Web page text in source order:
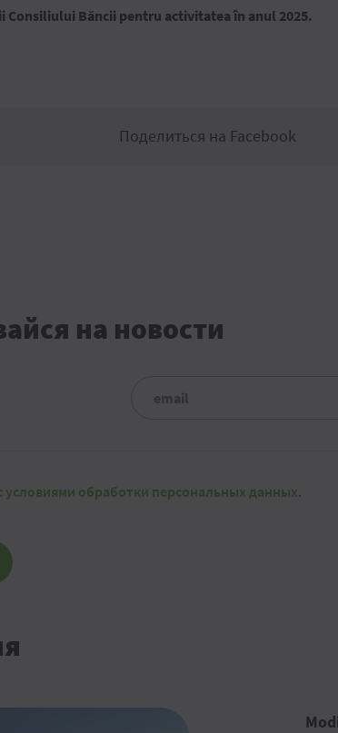
Consiliului Băncii pentru activitatea în anul 2025.
Поделиться на Facebook
на новости
условиями обработки персональных данных.